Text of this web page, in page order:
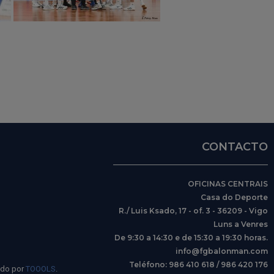
por TOOOLS.
CONTACTO
OFICINAS CENTRAIS
Casa do Deporte
R./ Luis Ksado, 17 - of. 3 - 36209 - Vigo
Luns a Venres
De 9:30 a 14:30 e de 15:30 a 19:30 horas.
info@fgbalonman.com
Teléfono: 986 410 618 / 986 420 176